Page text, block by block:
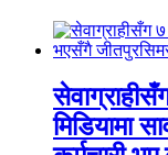
मिडियामा